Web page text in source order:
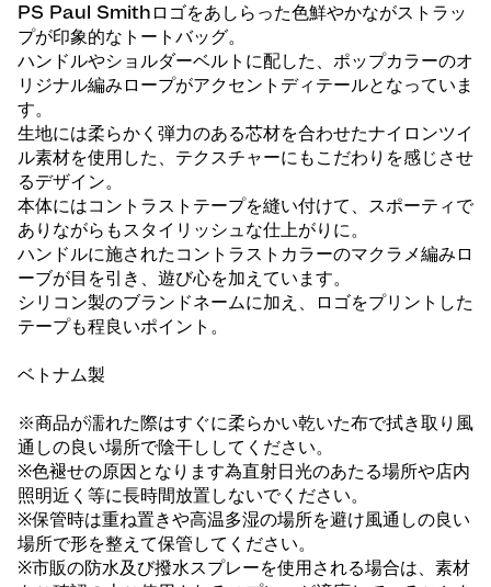
PS Paul Smithロゴをあしらった色鮮やかながストラッ
プが印象的なトートバッグ。
ハンドルやショルダーベルトに配した、ポップカラーのオ
リジナル編みロープがアクセントディテールとなっていま
す。
生地には柔らかく弾力のある芯材を合わせたナイロンツイ
ル素材を使用した、テクスチャーにもこだわりを感じさせ
るデザイン。
本体にはコントラストテープを縫い付けて、スポーティで
ありながらもスタイリッシュな仕上がりに。
ハンドルに施されたコントラストカラーのマクラメ編みロ
ーブが目を引き、遊び心を加えています。
シリコン製のブランドネームに加え、ロゴをプリントした
テープも程良いポイント。
ベトナム製
※商品が濡れた際はすぐに柔らかい乾いた布で拭き取り風
通しの良い場所で陰干ししてください。
※色褪せの原因となります為直射日光のあたる場所や店内
照明近く等に長時間放置しないでください。
※保管時は重ね置きや高温多湿の場所を避け風通しの良い
場所で形を整えて保管してください。
※市販の防水及び撥水スプレーを使用される場合は、素材